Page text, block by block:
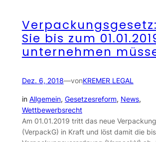
Sie bis zum
unternehmen
Dez. 6, 2018—vonKREMER LEGAL
in Allgemein, Gesetzesreform, News
Wettbewerbsrecht
Am 01.01.2019 tritt das neue
(VerpackG) in Kraft und löst damit die